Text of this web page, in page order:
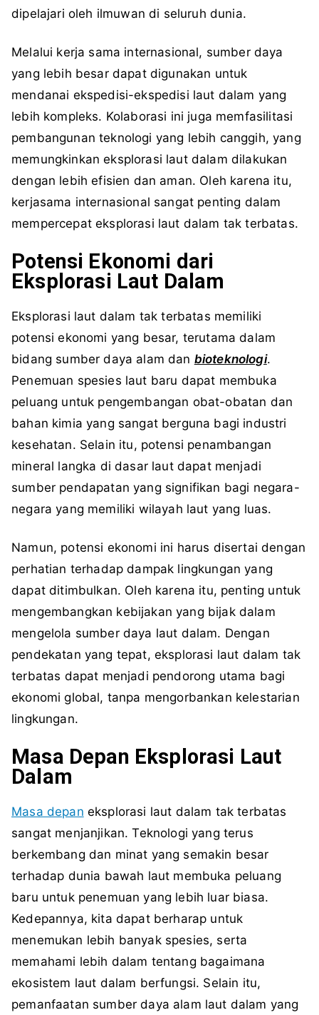
dipelajari oleh ilmuwan di seluruh dunia.
Melalui kerja sama internasional, sumber daya
yang lebih besar dapat digunakan untuk
mendanai ekspedisi-ekspedisi laut dalam yang
lebih kompleks. Kolaborasi ini juga memfasilitasi
pembangunan teknologi yang lebih canggih, yang
memungkinkan eksplorasi laut dalam dilakukan
dengan lebih efisien dan aman. Oleh karena itu,
kerjasama internasional sangat penting dalam
mempercepat eksplorasi laut dalam tak terbatas.
Potensi Ekonomi dari
Eksplorasi Laut Dalam
Eksplorasi laut dalam tak terbatas memiliki
potensi ekonomi yang besar, terutama dalam
bidang sumber daya alam dan bioteknologi.
Penemuan spesies laut baru dapat membuka
peluang untuk pengembangan obat-obatan dan
bahan kimia yang sangat berguna bagi industri
kesehatan. Selain itu, potensi penambangan
mineral langka di dasar laut dapat menjadi
sumber pendapatan yang signifikan bagi negara-
negara yang memiliki wilayah laut yang luas.
Namun, potensi ekonomi ini harus disertai dengan
perhatian terhadap dampak lingkungan yang
dapat ditimbulkan. Oleh karena itu, penting untuk
mengembangkan kebijakan yang bijak dalam
mengelola sumber daya laut dalam. Dengan
pendekatan yang tepat, eksplorasi laut dalam tak
terbatas dapat menjadi pendorong utama bagi
ekonomi global, tanpa mengorbankan kelestarian
lingkungan.
Masa Depan Eksplorasi Laut
Dalam
Masa depan eksplorasi laut dalam tak terbatas
sangat menjanjikan. Teknologi yang terus
berkembang dan minat yang semakin besar
terhadap dunia bawah laut membuka peluang
baru untuk penemuan yang lebih luar biasa.
Kedepannya, kita dapat berharap untuk
menemukan lebih banyak spesies, serta
memahami lebih dalam tentang bagaimana
ekosistem laut dalam berfungsi. Selain itu,
pemanfaatan sumber daya alam laut dalam yang